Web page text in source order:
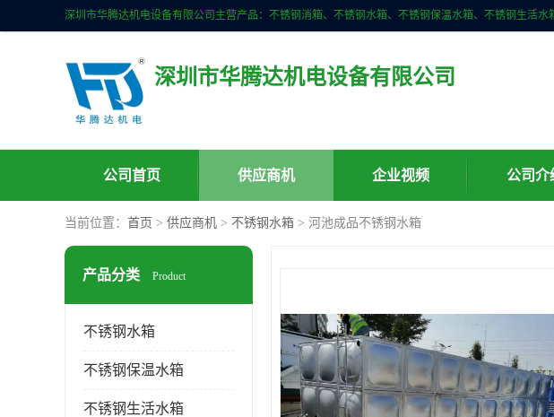
深圳市华腾达机电设备有限公司
公司首页 供应商机 企业视频 公司介
当前位置： 首页 > 供应商机 > 不锈钢水箱 > 河池成品不锈钢水箱
产品分类 Product
不锈钢水箱
不锈钢保温水箱
不锈钢生活水箱